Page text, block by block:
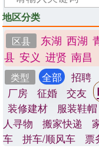
地区分类
区县
东湖 西湖
县 安义 进贤 南昌
类型 全部 招聘
厂房
征婚 交友
装修建材
服装鞋帽
人寻物
搬家快递
车
拼车/顺风车 票